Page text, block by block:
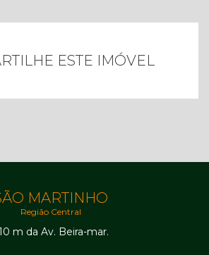
ESTE IMÓVEL
MARTINHO
Região Central
m da Av. Beira-mar.